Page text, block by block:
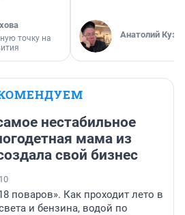
точку на
Анатолий
нестабильное
мама из
свой бизнес
10
поваров». Как проходит лето в
и бензина, водой по